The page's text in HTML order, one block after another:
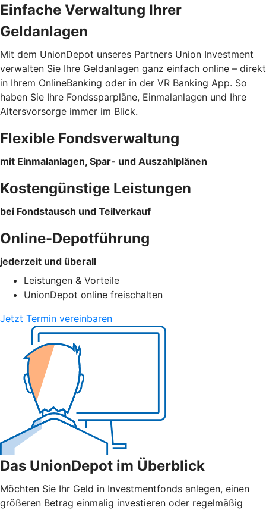
Einfache Verwaltung Ihrer
Geldanlagen
Mit dem UnionDepot unseres Partners Union Investment
verwalten Sie Ihre Geldanlagen ganz einfach online – direkt
in Ihrem OnlineBanking oder in der VR Banking App. So
haben Sie Ihre Fondssparpläne, Einmalanlagen und Ihre
Altersvorsorge immer im Blick.
Flexible Fondsverwaltung
mit Einmalanlagen, Spar- und Auszahlplänen
Kostengünstige Leistungen
bei Fondstausch und Teilverkauf
Online-Depotführung
jederzeit und überall
Leistungen & Vorteile
UnionDepot online freischalten
Jetzt Termin vereinbaren
Das UnionDepot im Überblick
Möchten Sie Ihr Geld in Investmentfonds anlegen, einen
größeren Betrag einmalig investieren oder regelmäßig